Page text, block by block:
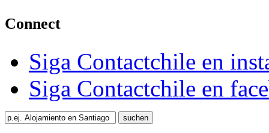
Connect
Siga Contactchile en
Siga Contactchile en